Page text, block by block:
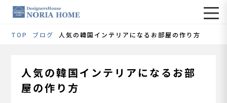
TOP ブログ 人気の韓国インテリアになるお部屋の作り方
人気の韓国インテリアになるお部
屋の作り方